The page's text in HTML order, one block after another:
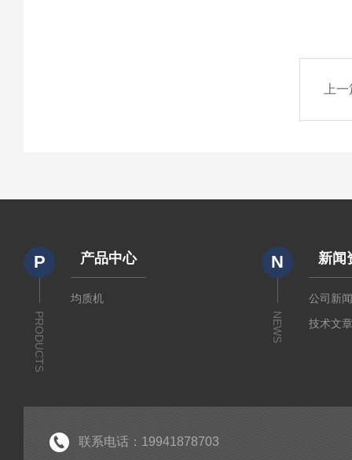
上
P
PRODUCTS
产品中心
均质机
N
NEWS
新闻
公司新
技术文
联系电话：19941878703